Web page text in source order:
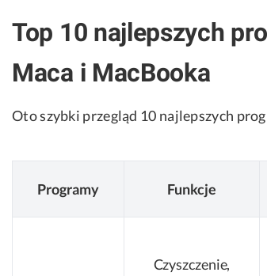
Top 10 najlepszych
Maca i MacBooka
Oto szybki przegląd 10 najlepszych
Programy Funkcje
Czyszczenie,